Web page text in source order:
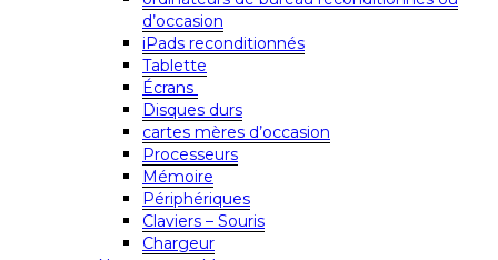
d’occasion
iPads reconditionnés
Tablette
Écrans
Disques durs
cartes mères d’occasion
Processeurs
Mémoire
Périphériques
Claviers – Souris
Chargeur